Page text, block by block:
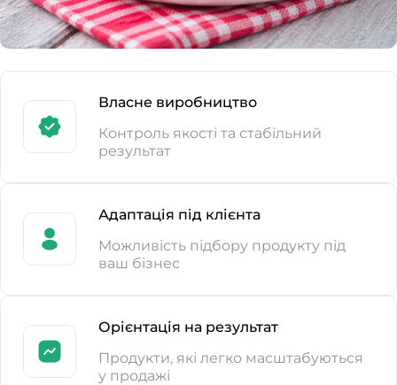
Власне виробництво
Контроль якості та стабільний
результат
Адаптація під клієнта
Можливість підбору продукту під
ваш бізнес
Орієнтація на результат
Продукти, які легко масштабуються
у продажі